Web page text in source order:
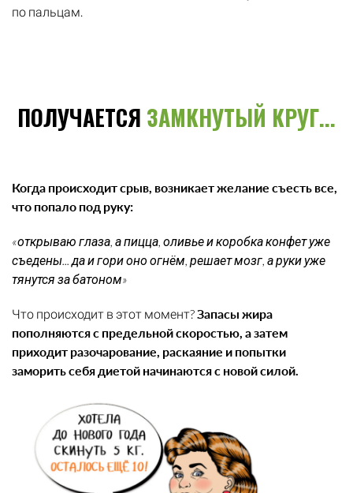
по пальцам.
ПОЛУЧАЕТСЯ ЗАМКНУТЫЙ КРУГ...
Когда происходит срыв, возникает желание съесть все,
что попало под руку:
«открываю глаза, а пицца, оливье и коробка конфет уже
съедены... да и гори оно огнём, решает мозг, а руки уже
тянутся за батоном»
Что происходит в этот момент?Запасы жира
пополняются с предельной скоростью, а затем
приходит разочарование, раскаяние и попытки
заморить себя диетой начинаются с новой силой.